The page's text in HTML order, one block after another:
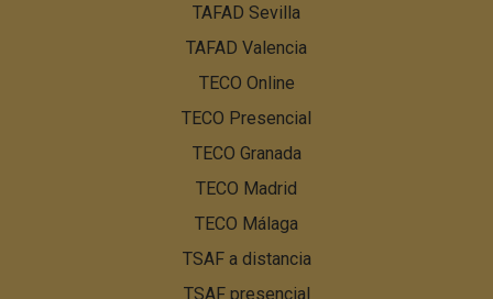
TAFAD Sevilla
TAFAD Valencia
TECO Online
TECO Presencial
TECO Granada
TECO Madrid
TECO Málaga
TSAF a distancia
TSAF presencial